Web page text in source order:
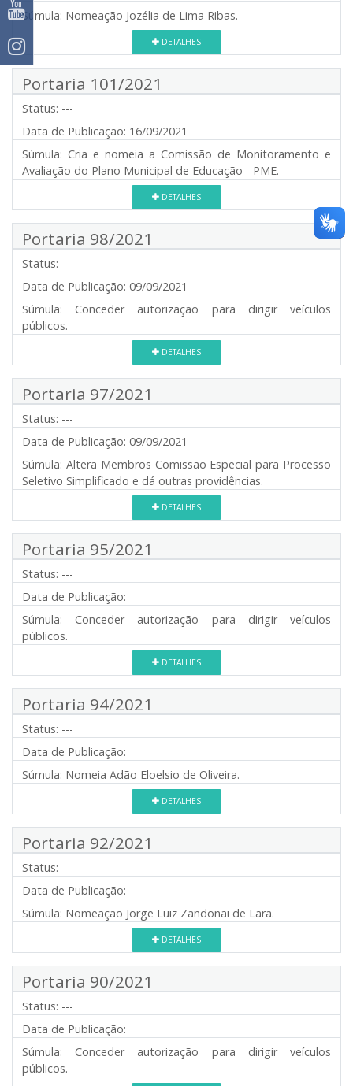
Súmula: Nomeação Jozélia de Lima Ribas.
DETALHES
Portaria 101/2021
Status: ---
Data de Publicação: 16/09/2021
Súmula: Cria e nomeia a Comissão de Monitoramento e
Avaliação do Plano Municipal de Educação - PME.
DETALHES
Portaria 98/2021
Status: ---
Data de Publicação: 09/09/2021
Súmula: Conceder autorização para dirigir veículos
públicos.
DETALHES
Portaria 97/2021
Status: ---
Data de Publicação: 09/09/2021
Súmula: Altera Membros Comissão Especial para Processo
Seletivo Simplificado e dá outras providências.
DETALHES
Portaria 95/2021
Status: ---
Data de Publicação:
Súmula: Conceder autorização para dirigir veículos
públicos.
DETALHES
Portaria 94/2021
Status: ---
Data de Publicação:
Súmula: Nomeia Adão Eloelsio de Oliveira.
DETALHES
Portaria 92/2021
Status: ---
Data de Publicação:
Súmula: Nomeação Jorge Luiz Zandonai de Lara.
DETALHES
Portaria 90/2021
Status: ---
Data de Publicação:
Súmula: Conceder autorização para dirigir veículos
públicos.